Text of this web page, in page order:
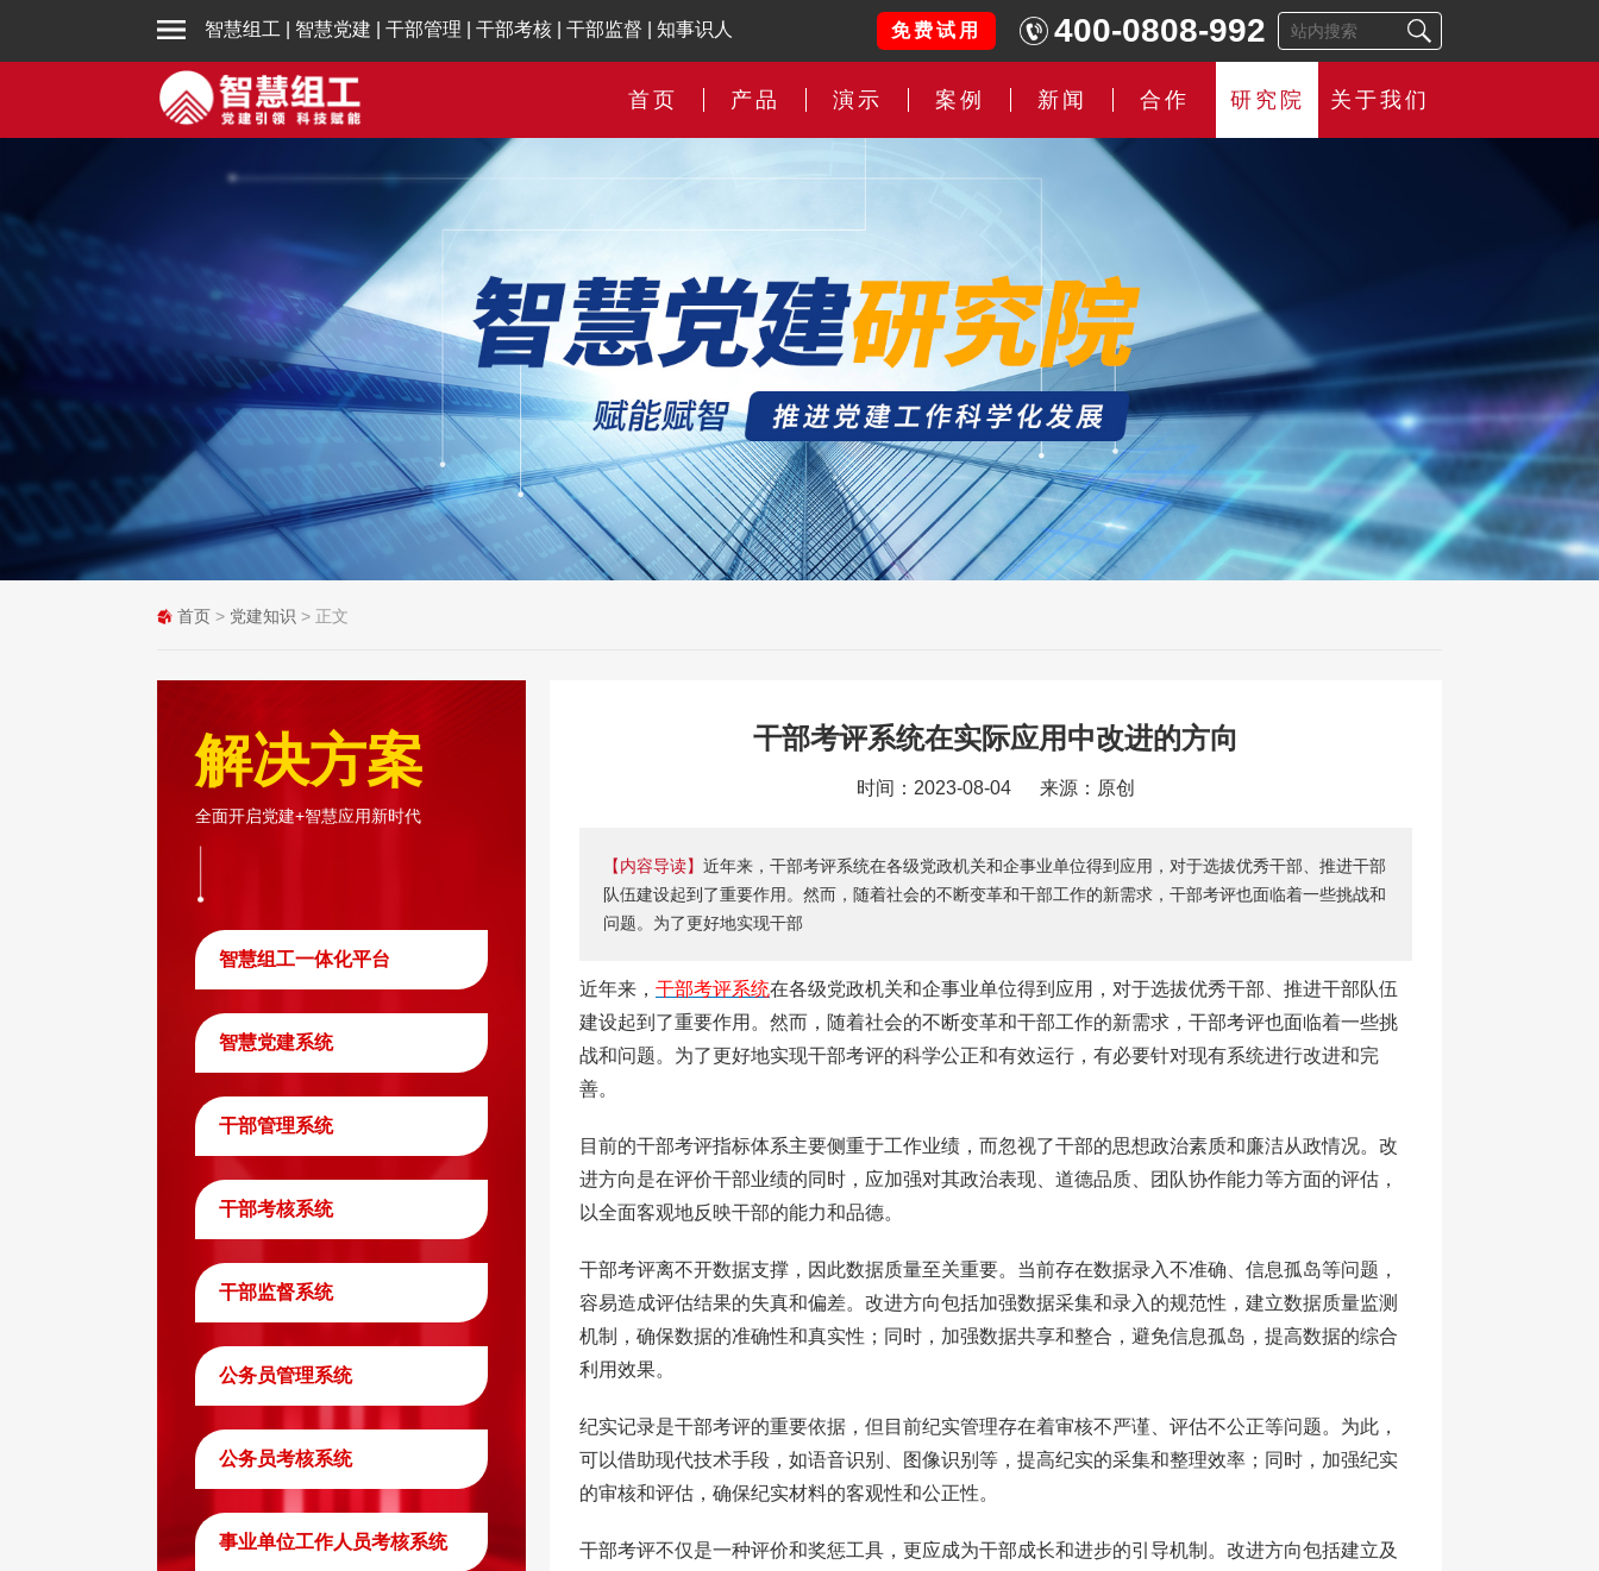
智慧组工 智慧党建 干部管理 干部考核 干部监督 知事识人 免费试用 400-0808-992
首页 产品 演示 案例 新闻 合作 研究院 关于我们
首页 > 党建知识 > 正文
解决方案
全面开启党建+智慧应用新时代
智慧组工一体化平台
智慧党建系统
干部管理系统
干部考核系统
干部监督系统
公务员管理系统
公务员考核系统
事业单位工作人员考核系统
干部考评系统在实际应用中改进的方向
时间：2023-08-04 来源：原创
【内容导读】 近年来，干部考评系统在各级党政机关和企事业单位得到应用，对于选拔优秀干部、推进干部
队伍建设起到了重要作用。然而，随着社会的不断变革和干部工作的新需求，干部考评也面临着一些挑战和
问题。为了更好地实现干部
近年来， 干部考评系统在各级党政机关和企事业单位得到应用，对于选拔优秀干部、推进干部队伍
建设起到了重要作用。然而，随着社会的不断变革和干部工作的新需求，干部考评也面临着一些挑
战和问题。为了更好地实现干部考评的科学公正和有效运行，有必要针对现有系统进行改进和完
善。
目前的干部考评指标体系主要侧重于工作业绩，而忽视了干部的思想政治素质和廉洁从政情况。改
进方向是在评价干部业绩的同时，应加强对其政治表现、道德品质、团队协作能力等方面的评估，
以全面客观地反映干部的能力和品德。
干部考评离不开数据支撑，因此数据质量至关重要。当前存在数据录入不准确、信息孤岛等问题，
容易造成评估结果的失真和偏差。改进方向包括加强数据采集和录入的规范性，建立数据质量监测
机制，确保数据的准确性和真实性；同时，加强数据共享和整合，避免信息孤岛，提高数据的综合
利用效果。
纪实记录是干部考评的重要依据，但目前纪实管理存在着审核不严谨、评估不公正等问题。为此，
可以借助现代技术手段，如语音识别、图像识别等，提高纪实的采集和整理效率；同时，加强纪实
的审核和评估，确保纪实材料的客观性和公正性。
干部考评不仅是一种评价和奖惩工具，更应成为干部成长和进步的引导机制。改进方向包括建立及